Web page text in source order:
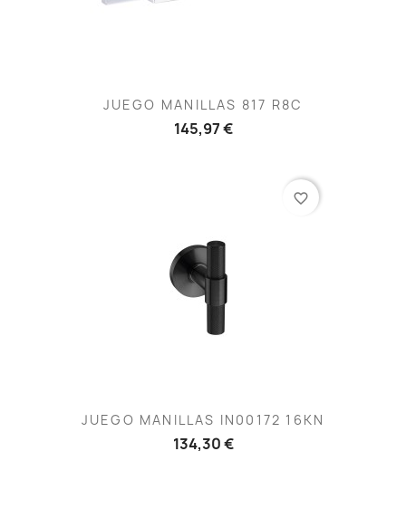
JUEGO MANILLAS 817 R8C
145,97 €
JUEGO MANILLAS IN00172 16KN
134,30 €
favorite_border